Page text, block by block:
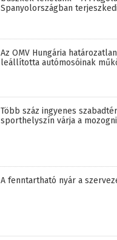
Spanyolországban
Az OMV Hungária
leállította autómosóinak
Több száz ingyenes
sporthelyszín várja a
A fenntartható nyár a